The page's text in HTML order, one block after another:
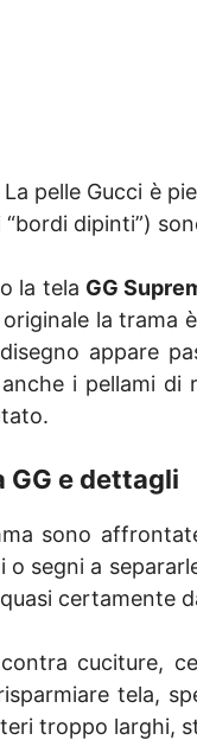
pelle Gucci è
dipinti”)
la tela GG
la trama è
appare
i pellami
GG e dettagli
sono
o segni a
certamente
cuciture,
tela,
troppo larghi,